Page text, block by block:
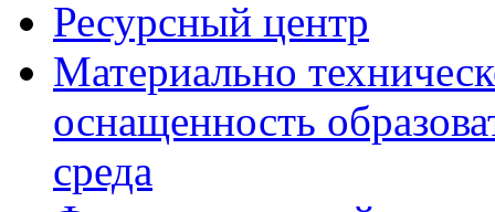
Ресурсный центр
Материально
оснащенность
среда